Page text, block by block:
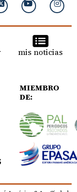
mis noticias
MIEMBRO
DE: